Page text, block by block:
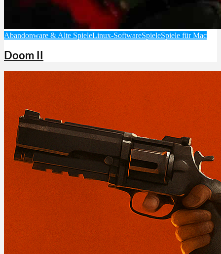
Abandonware & Alte SpieleLinux-SoftwareSpieleSpiele für Mac
Doom II